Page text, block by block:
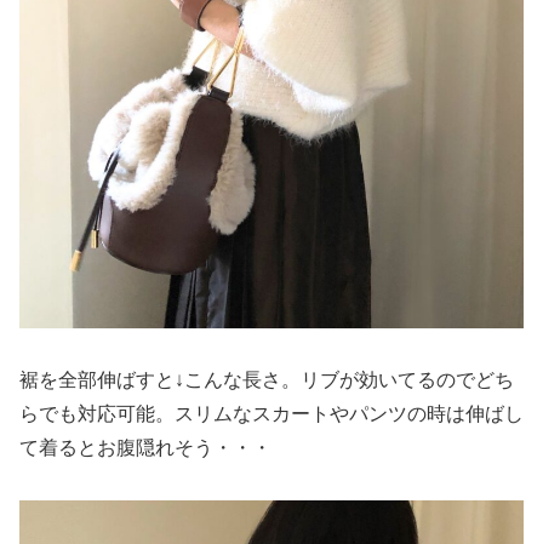
裾を全部伸ばすと↓こんな長さ。リブが効いてるのでどち
らでも対応可能。スリムなスカートやパンツの時は伸ばし
て着るとお腹隠れそう・・・